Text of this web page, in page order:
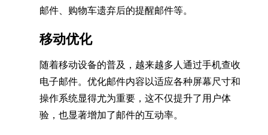
邮件、购物车遗弃后的提醒邮件等。
移动优化
随着移动设备的普及，越来越多人通过手机查收
电子邮件。优化邮件内容以适应各种屏幕尺寸和
操作系统显得尤为重要，这不仅提升了用户体
验，也显著增加了邮件的互动率。